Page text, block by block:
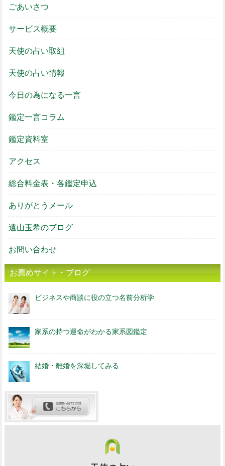
ごあいさつ
サービス概要
天使の占い取組
天使の占い情報
今日の為になる一言
鑑定一言コラム
鑑定資料室
アクセス
総合料金表・各鑑定申込
ありがとうメール
遠山玉希のブログ
お問い合わせ
お薦めサイト・ブログ
ビジネスや商談に役の立つ名前分析学
家系の持つ運命がわかる家系図鑑定
結婚・離婚を深堀してみる